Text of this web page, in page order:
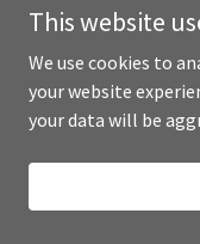
Creative Music
by Wadada Leo
Wes Brown and
album The Sky
17th at 75.
(June
This website
We use cookies to
your website
your data will be